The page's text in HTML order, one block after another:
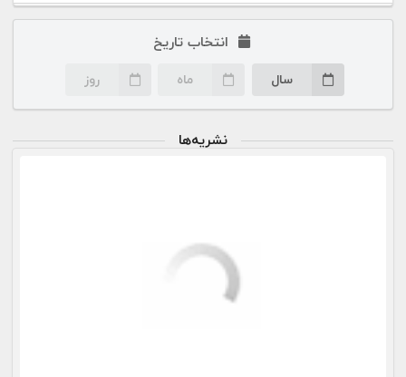
انتخاب تاریخ
سال ماه روز
نشریه‌ها